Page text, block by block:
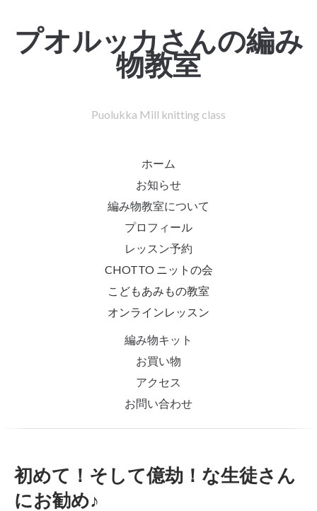
プオルッカさんの編み
物教室
Puolukka Mill knitting class
ホーム
お知らせ
編み物教室について
プロフィール
レッスン予約
CHOTTO ニットの会
こどもあみもの教室
オンラインレッスン
編み物キット
お買い物
アクセス
お問い合わせ
初めて！そして億劫！な生徒さん
にお勧め♪